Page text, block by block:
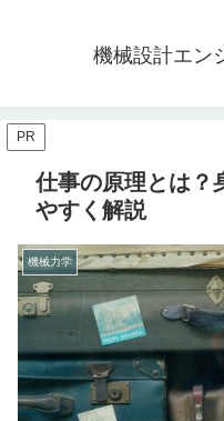
機械設計エン
PR
仕事の原理とは？
やすく解説
機械力学